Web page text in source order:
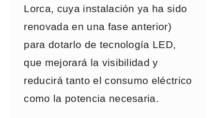
Lorca, cuya instalación ya ha sido
renovada en una fase anterior)
para dotarlo de tecnología LED,
que mejorará la visibilidad y
reducirá tanto el consumo eléctrico
como la potencia necesaria.